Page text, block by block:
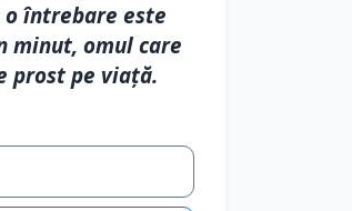
o întrebare este
minut, omul care
prost pe viață.